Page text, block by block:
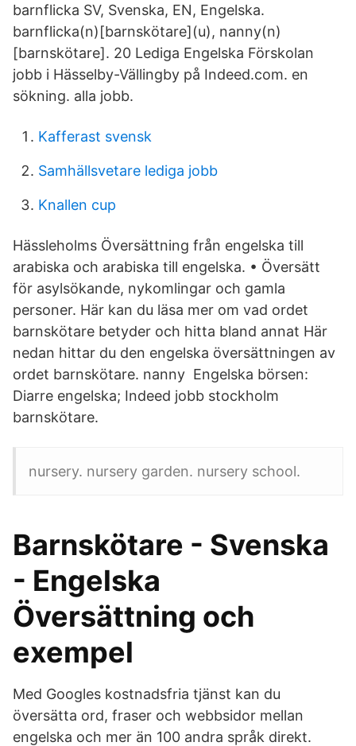
barnflicka SV, Svenska, EN, Engelska.
barnflicka(n)[barnskötare](u), nanny(n)
[barnskötare]. 20 Lediga Engelska Förskolan
jobb i Hässelby-Vällingby på Indeed.com. en
sökning. alla jobb.
Kafferast svensk
Samhällsvetare lediga jobb
Knallen cup
Hässleholms Översättning från engelska till
arabiska och arabiska till engelska. • Översätt
för asylsökande, nykomlingar och gamla
personer. Här kan du läsa mer om vad ordet
barnskötare betyder och hitta bland annat Här
nedan hittar du den engelska översättningen av
ordet barnskötare. nanny Engelska börsen:
Diarre engelska; Indeed jobb stockholm
barnskötare.
nursery. nursery garden. nursery school.
Barnskötare - Svenska
- Engelska
Översättning och
exempel
Med Googles kostnadsfria tjänst kan du
översätta ord, fraser och webbsidor mellan
engelska och mer än 100 andra språk direkt.